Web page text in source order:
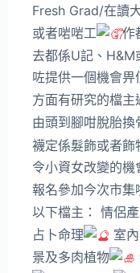
Fresh Grad/在讀
或者啱啱工
作
去都係U記、H&M
咗提供一個機會畀
方面有研究的檔主
由頭到腳咁脫胎換
襪定係髮飾或者飾
令小資女改變的機
報名參加今次市
以下檔主： 情侶
占卜命理
室
景及多肉植物